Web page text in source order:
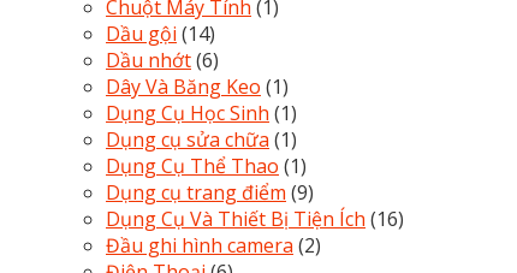
Chuột Máy Tính (1)
Dầu gội (14)
Dầu nhớt(6)
Dây Và Băng Keo (1)
Dụng Cụ Học Sinh (1)
Dụng cụ sửa chữa (1)
Dụng Cụ Thể Thao (1)
Dụng cụ trang điểm (9)
Dụng Cụ Và Thiết Bị Tiện Ích (16)
Đầu ghi hình camera (2)